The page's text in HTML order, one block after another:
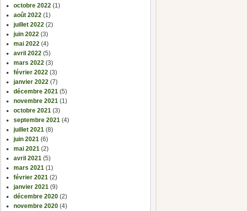
octobre 2022 (1)
août 2022 (1)
juillet 2022 (2)
juin 2022 (3)
mai 2022 (4)
avril 2022 (5)
mars 2022 (3)
février 2022 (3)
janvier 2022 (7)
décembre 2021 (5)
novembre 2021 (1)
octobre 2021 (3)
septembre 2021 (4)
juillet 2021 (8)
juin 2021 (6)
mai 2021 (2)
avril 2021 (5)
mars 2021 (1)
février 2021 (2)
janvier 2021 (9)
décembre 2020 (2)
novembre 2020 (4)